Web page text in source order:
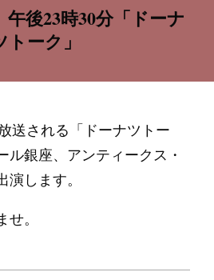
午後23時30分「ドーナ
トーク」
送される「ドーナツトー
ル銀座、アンティークス・
します。
。